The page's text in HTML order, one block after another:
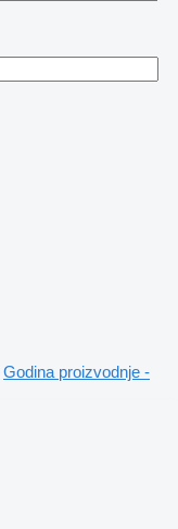
Godina proizvodnje -